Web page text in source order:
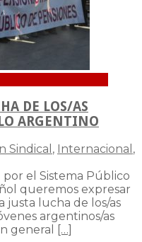
DE LOS/AS
ARGENTINO
Sindical , Internacional ,
por el Sistema Público
queremos expresar
justa lucha de los/as
argentinos/as
general
[…]